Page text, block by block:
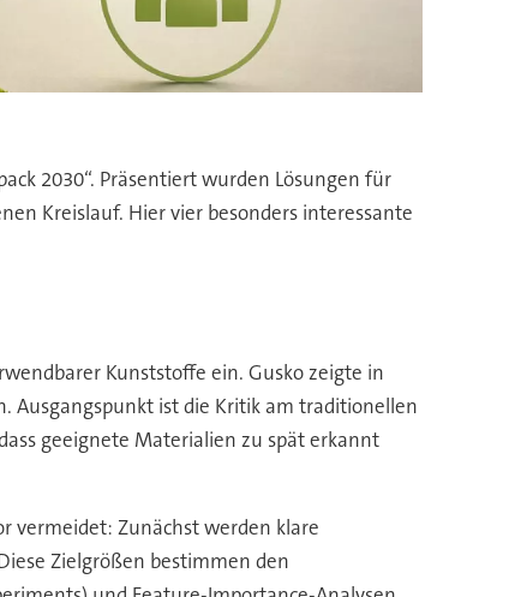
2030“. Präsentiert wurden Lösungen für
Kreislauf. Hier vier besonders interessante
Kunststoffe ein. Gusko zeigte in
Ausgangspunkt ist die Kritik am traditionellen
geeignete Materialien zu spät erkannt
vermeidet: Zunächst werden klare
Zielgrößen bestimmen den